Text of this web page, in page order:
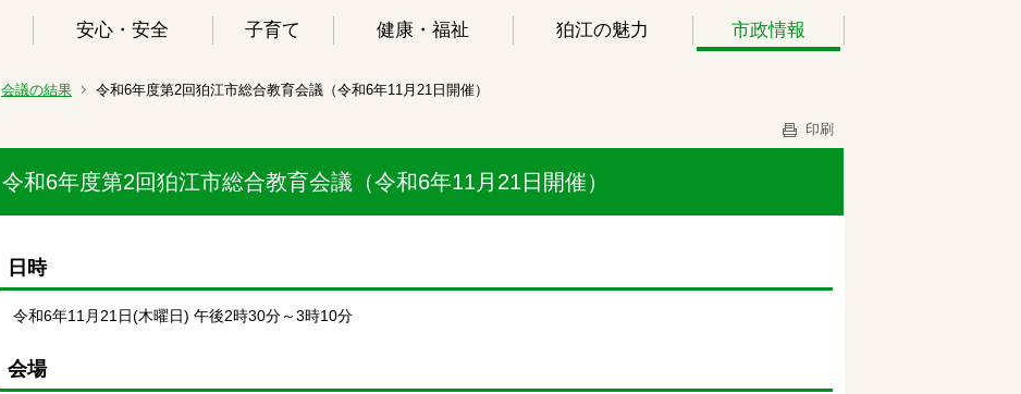
安心・安全 子育て 健康・福祉 狛江の魅力 市政情報
会議の結果 令和6年度第2回狛江市総合教育会議（令和6年11月21日開催）
印刷
令和6年度第2回狛江市総合教育会議（令和6年11月21日開催）
日時
令和6年11月21日(木曜日) 午後2時30分～3時10分
会場